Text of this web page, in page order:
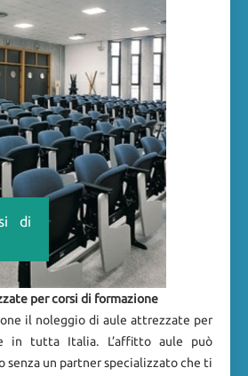
di
per corsi di formazione
il noleggio di aule attrezzate per
in tutta Italia. L’affitto aule può
senza un partner specializzato che ti